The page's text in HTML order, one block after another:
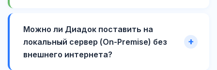
Можно ли Диадок поставить на
локальный сервер (On-Premise) без
внешнего интернета?